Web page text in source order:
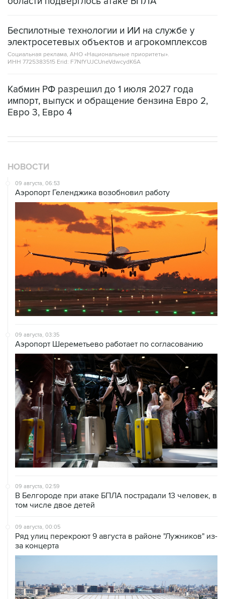
Беспилотные технологии и ИИ на службе у
электросетевых объектов и агрокомплексов
Социальная реклама, АНО «Национальные приоритеты».
ИНН 7725383515 Erid: F7NfYUJCUneVdwcydK6A
Кабмин РФ разрешил до 1 июля 2027 года
импорт, выпуск и обращение бензина Евро 2,
Евро 3, Евро 4
НОВОСТИ
09 августа, 06:53
Аэропорт Геленджика возобновил работу
09 августа, 03:35
Аэропорт Шереметьево работает по согласованию
09 августа, 02:59
В Белгороде при атаке БПЛА пострадали 13 человек, в
том числе двое детей
09 августа, 00:05
Ряд улиц перекроют 9 августа в районе "Лужников" из-
за концерта